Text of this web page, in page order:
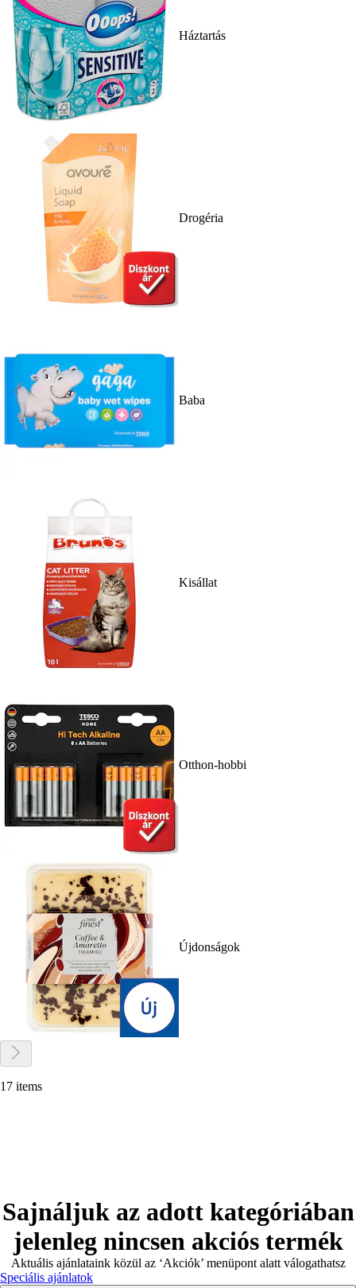
Háztartás
Drogéria
Baba
Kisállat
Otthon-hobbi
Újdonságok
17 items
Sajnáljuk az adott kategóriában
jelenleg nincsen akciós termék
Aktuális ajánlataink közül az ‘Akciók’ menüpont alatt válogathatsz
Speciális ajánlatok